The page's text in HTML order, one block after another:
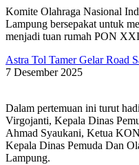
Komite Olahraga Nasional
Lampung bersepakat untuk
menjadi tuan rumah PON
Astra Tol Tamer Gelar Road
7 Desember 2025
Dalam pertemuan ini turut
Virgojanti, Kepala Dinas
Ahmad Syaukani, Ketua
Kepala Dinas Pemuda Dan
Lampung.